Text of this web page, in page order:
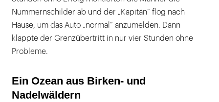
Nummernschilder ab und der „Kapitän“ flog nach
Hause, um das Auto „normal“ anzumelden. Dann
klappte der Grenzübertritt in nur vier Stunden ohne
Probleme.
Ein Ozean aus Birken- und
Nadelwäldern